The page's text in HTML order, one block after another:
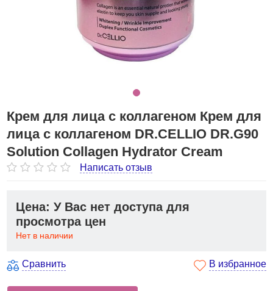
Крем для лица с коллагеном Крем для
лица с коллагеном DR.CELLIO DR.G90
Solution Collagen Hydrator Cream
Написать отзыв
Цена: У Вас нет доступа для
просмотра цен
Нет в наличии
Сравнить В избранное